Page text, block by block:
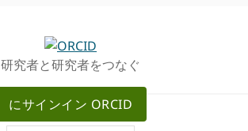
研究者と研究者をつなぐ
にサインイン ORCID